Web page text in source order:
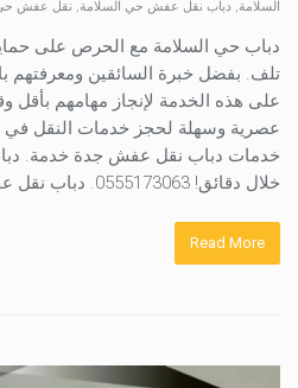
السلامة, دباب نقل عفش حي السلامة, نقل عفش حي
دباب حي السلامة مع الحرص على
تلف. بفضل خبرة السائقين ومعرفتهم
على هذه الخدمة لإنجاز مهامهم
عصرية وسهلة لحجز خدمات النقل في
خلال دقائق! 0555173063. دباب نقل عفش […]
Read More